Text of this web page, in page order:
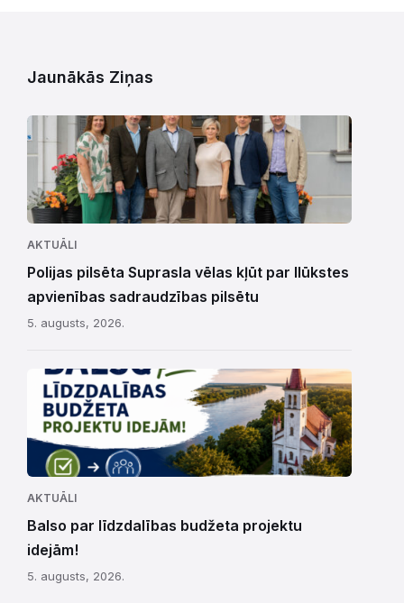
Jaunākās Ziņas
AKTUĀLI
Polijas pilsēta Suprasla vēlas kļūt par Ilūkstes
apvienības sadraudzības pilsētu
5. augusts, 2026.
AKTUĀLI
Balso par līdzdalības budžeta projektu
idejām!
5. augusts, 2026.